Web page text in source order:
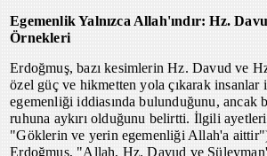
Egemenlik Yalnızca Allah'ındır: Hz.
Örnekleri
Erdoğmuş, bazı kesimlerin Hz. Davud ve
özel güç ve hikmetten yola çıkarak insanlar
egemenliği iddiasında bulunduğunu, ancak
ruhuna aykırı olduğunu belirtti. İlgili
"Göklerin ve yerin egemenliği Allah'a aittir")
Erdoğmuş, "Allah, Hz. Davud ve